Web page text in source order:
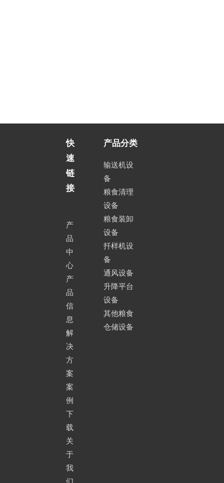
快
速
链
接
产
品
中
心
产
品
信
息
解
决
方
案
案
例
下
载
关
于
我
产品分类
输送机设
备
粮食清理
设备
粮食装卸
设备
扦样机设
备
通风设备
升降平台
设备
其他粮食
仓储设备